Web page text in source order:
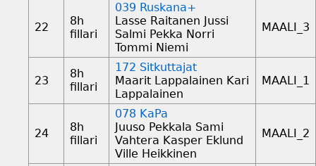
22
8h
fillari
039 Ruskana+
Lasse Raitanen Jussi
Salmi Pekka Norri
Tommi Niemi
MAALI_3
23
8h
fillari
172 Sitkuttajat
Maarit Lappalainen Kari
Lappalainen
MAALI_1
24
8h
fillari
078 KaPa
Juuso Pekkala Sami
Vahtera Kasper Eklund
Ville Heikkinen
MAALI_2